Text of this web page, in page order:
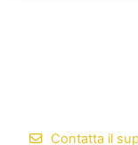
Contatta il